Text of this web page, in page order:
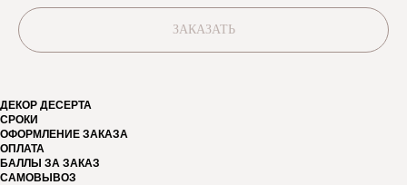
ЗАКАЗАТЬ
ДЕКОР ДЕСЕРТА
СРОКИ
ОФОРМЛЕНИЕ ЗАКАЗА
ОПЛАТА
БАЛЛЫ ЗА ЗАКАЗ
САМОВЫВОЗ